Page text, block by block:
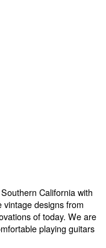
California with
designs from
of today. We are
playing guitars